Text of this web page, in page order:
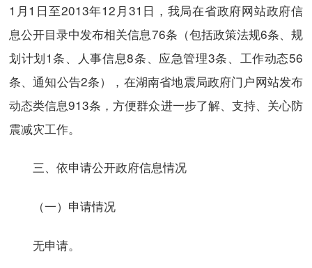
1月1日至2013年12月31日，我局在省政府网站政府信
息公开目录中发布相关信息76条（包括政策法规6条、规
划计划1条、人事信息8条、应急管理3条、工作动态56
条、通知公告2条），在湖南省地震局政府门户网站发布
动态类信息913条，方便群众进一步了解、支持、关心防
震减灾工作。
三、依申请公开政府信息情况
（一）申请情况
无申请。